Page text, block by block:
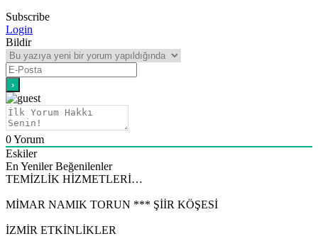
Subscribe
Login
Bildir
0Yorum
Eskiler
En Yeniler Beğenilenler
TEMİZLİK HİZMETLERİ…
MİMAR NAMIK TORUN *** ŞİİR KÖŞESİ
İZMİR ETKİNLİKLER